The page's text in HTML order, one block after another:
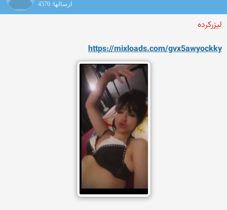
ارسالها: 4570
لیزرکرده
https://mixloads.com/gvx5awyockky